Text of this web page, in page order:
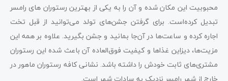
محبوبیت این مکان شده و آن را به‌ یکی از بهترین رستوران های رامسر
تبدیل کرده‌است. برای گرفتن جشن‌های تولد می‌توانید از قبل تخت
اجاره کرده و ساعت‌ها در آن‌جا بمانید و جشن بگیرید. علاوه بر همه این
مزیت‌ها، دیزاین غذاها و کیفیت فوق‌العاده آن باعث شده این رستوران
مشتری‌های ثابت خودش را داشته باشد. نشانی کافه رستوران ماهور در